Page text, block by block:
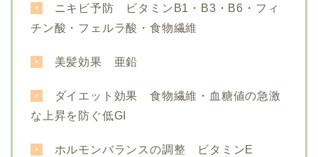
・
ニキビ予防 ビタミンB1・B3・B6・フィ
チン酸・フェルラ酸・食物繊維
・ 美髪効果 亜鉛
・ ダイエット効果 食物繊維・ 血糖値の急激
な上昇を防ぐ低GI
・ ホルモンバランスの調整 ビタミンE